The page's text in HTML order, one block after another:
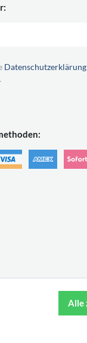
Datenschutzerklärung